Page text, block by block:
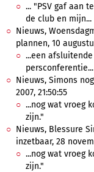
... "PSV gaf aan
de club en mijn...
Nieuws,
plannen, 10
...een
persconferentie...
Nieuws, Simons
2007, 21:50:55
...nog wat vroeg
zijn."
Nieuws, Blessure
inzetbaar, 28
...nog wat vroeg
zijn."